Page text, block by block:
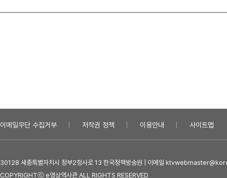
이메일무단 수집거부 저작권 정책 이용안내 사이트맵
30128 세종특별자치시 정부2청사로 13 한국정책방송원 | 이메일
COPYRIGHTⓒ e영상역사관 ALL RIGHTS RESERVED